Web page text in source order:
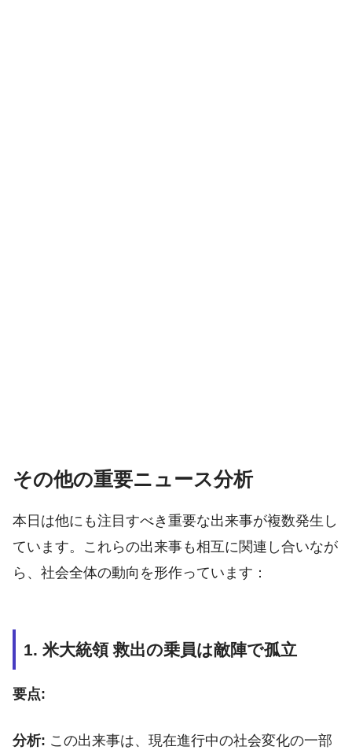
その他の重要ニュース分析
本日は他にも注目すべき重要な出来事が複数発生し
ています。これらの出来事も相互に関連し合いなが
ら、社会全体の動向を形作っています：
1. 米大統領 救出の乗員は敵陣で孤立
要点:
分析: この出来事は、現在進行中の社会変化の一部